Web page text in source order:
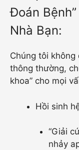
Đoán
Nhà Bạn:
Chúng tôi không
thông thường,
khoa” cho mọi
Hồi sinh
“Giải
nhảy